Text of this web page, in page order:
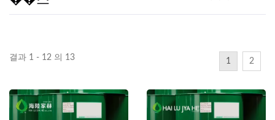
결과 1 - 12 의 13 1 2